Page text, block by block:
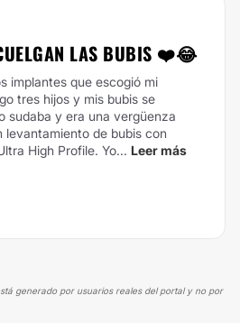
LAS BUBIS ❤️😂
implantes que escogió mi
tres hijos y mis bubis se
sudaba y era una vergüenza
levantamiento de bubis con
High Profile. Yo... Leer más
generado por usuarios reales del portal y no por